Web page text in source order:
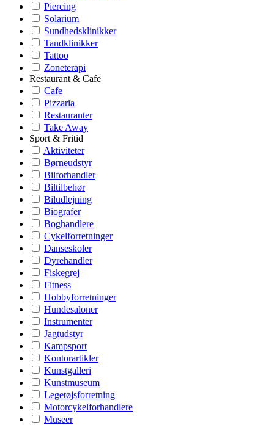
Piercing
Solarium
Sundhedsklinikker
Tandklinikker
Tattoo
Zoneterapi
Restaurant & Cafe
Cafe
Pizzaria
Restauranter
Take Away
Sport & Fritid
Aktiviteter
Børneudstyr
Bilforhandler
Biltilbehør
Biludlejning
Biografer
Boghandlere
Cykelforretninger
Danseskoler
Dyrehandler
Fiskegrej
Fitness
Hobbyforretninger
Hundesaloner
Instrumenter
Jagtudstyr
Kampsport
Kontorartikler
Kunstgalleri
Kunstmuseum
Legetøjsforretning
Motorcykelforhandlere
Museer